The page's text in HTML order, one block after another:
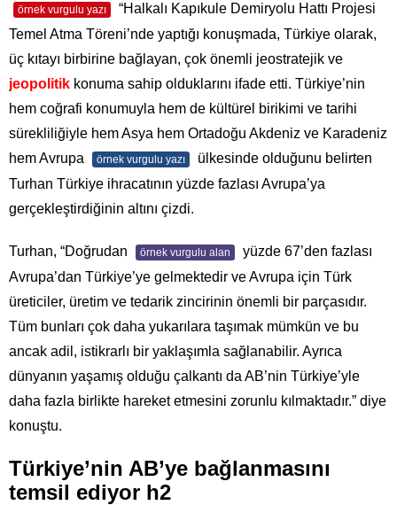
örnek vurgulu yazı
“Halkalı Kapıkule Demiryolu Hattı Projesi
Temel Atma Töreni’nde yaptığı konuşmada, Türkiye olarak,
üç kıtayı birbirine bağlayan, çok önemli jeostratejik ve
jeopolitik konuma sahip olduklarını ifade etti. Türkiye’nin
hem coğrafi konumuyla hem de kültürel birikimi ve tarihi
sürekliliğiyle hem Asya hem Ortadoğu Akdeniz ve Karadeniz
hem Avrupa
örnek vurgulu yazı
ülkesinde olduğunu belirten
Turhan Türkiye ihracatının yüzde fazlası Avrupa’ya
gerçekleştirdiğinin altını çizdi.
Turhan, “Doğrudan örnek vurgulu alan
yüzde 67’den fazlası
Avrupa’dan Türkiye’ye gelmektedir ve Avrupa için Türk
üreticiler, üretim ve tedarik zincirinin önemli bir parçasıdır.
Tüm bunları çok daha yukarılara taşımak mümkün ve bu
ancak adil, istikrarlı bir yaklaşımla sağlanabilir. Ayrıca
dünyanın yaşamış olduğu çalkantı da AB’nin Türkiye’yle
daha fazla birlikte hareket etmesini zorunlu kılmaktadır.” diye
konuştu.
Türkiye’nin AB’ye bağlanmasını
temsil ediyor h2